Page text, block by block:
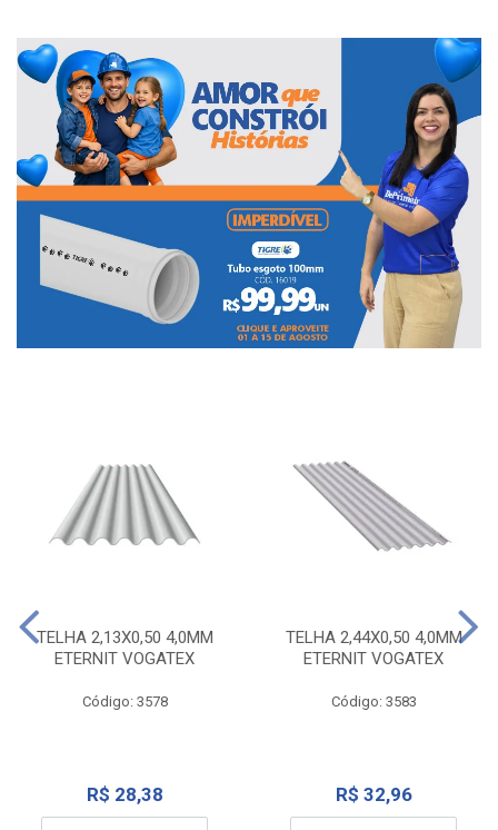
TELHA 2,13X0,50 4,0MM
ETERNIT VOGATEX
Código: 3578
R$ 28,38
TELHA 2,44X0,50 4,0MM
ETERNIT VOGATEX
Código: 3583
R$ 32,96